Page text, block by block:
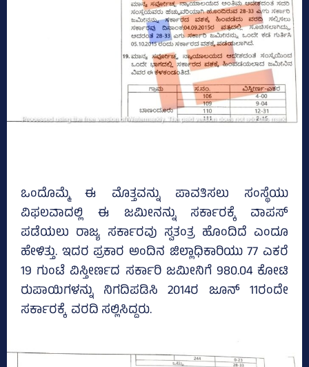
ಒಂದೊಮ್ಮೆ ಈ ಮೊತ್ತವನ್ನು ಪಾವತಿಸಲು ಸಂಸ್ಥೆಯು
ವಿಫಲವಾದಲ್ಲಿ ಈ ಜಮೀನನ್ನು ಸರ್ಕಾರಕ್ಕೆ ವಾಪಸ್‌
ಪಡೆಯಲು ರಾಜ್ಯ ಸರ್ಕಾರವು ಸ್ವತಂತ್ರ ಹೊಂದಿದೆ ಎಂದೂ
ಹೇಳಿತ್ತು. ಇದರ ಪ್ರಕಾರ ಅಂದಿನ ಜಿಲ್ಲಾಧಿಕಾರಿಯು 77 ಎಕರೆ
19 ಗುಂಟೆ ವಿಸ್ತೀರ್ಣದ ಸರ್ಕಾರಿ ಜಮೀನಿಗೆ 980.04 ಕೋಟಿ
ರುಪಾಯಿಗಳನ್ನು ನಿಗದಿಪಡಿಸಿ 2014ರ ಜೂನ್‌ 11ರಂದೇ
ಸರ್ಕಾರಕ್ಕೆ ವರದಿ ಸಲ್ಲಿಸಿದ್ದರು.